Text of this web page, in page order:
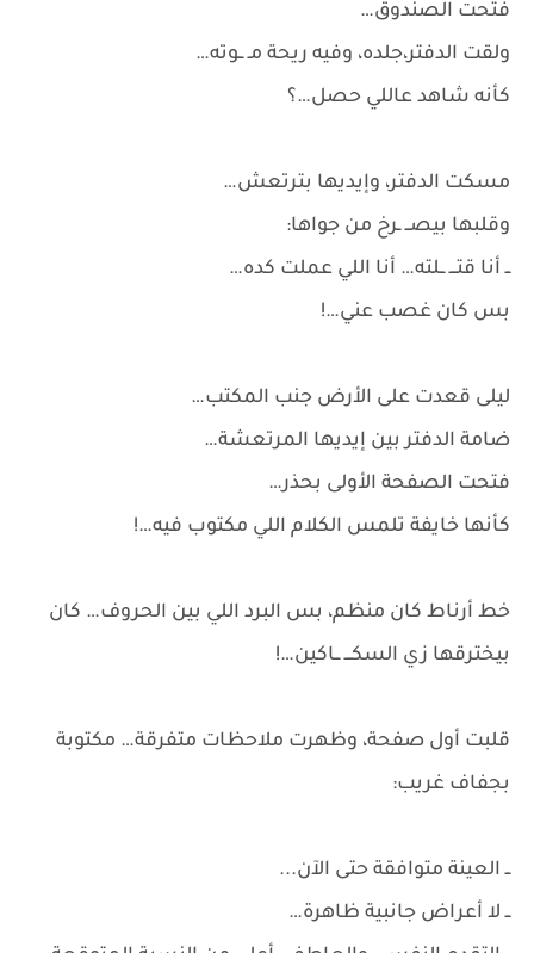
فتحت الصندوق…
ولقت الدفتر،جلده، وفيه ريحة مـ ــوته…
كأنه شاهد عاللي حصل…؟
مسكت الدفتر، وإيديها بترتعش…
وقلبها بيصــ ـرخ من جواها:
ــ أنا قتـــ ــلته… أنا اللي عملت كده…
بس كان غصب عني…!
ليلى قعدت على الأرض جنب المكتب…
ضامة الدفتر بين إيديها المرتعشة…
فتحت الصفحة الأولى بحذر…
كأنها خايفة تلمس الكلام اللي مكتوب فيه…!
خط أرناط كان منظم، بس البرد اللي بين الحروف… كان
بيخترقها زي السكـــ ــاكين…!
قلبت أول صفحة، وظهرت ملاحظات متفرقة… مكتوبة
بجفاف غريب:
ــ العينة متوافقة حتى الآن...
ــ لا أعراض جانبية ظاهرة…